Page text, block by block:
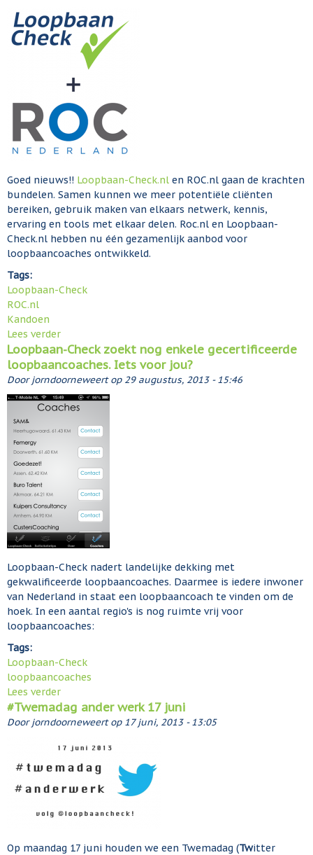
Goed nieuws!! Loopbaan-Check.nl en ROC.nl gaan de krachten
bundelen. Samen kunnen we meer potentiële cliënten
bereiken, gebruik maken van elkaars netwerk, kennis,
ervaring en tools met elkaar delen. Roc.nl en Loopbaan-
Check.nl hebben nu één gezamenlijk aanbod voor
loopbaancoaches ontwikkeld.
Tags:
Loopbaan-Check
ROC.nl
Kandoen
Lees verder
v
e
r
L
o
-
h
c
k
w
e
r
t
s
m
m
t
R
C
n
Loopbaan-Check zoekt nog enkele gecertificeerde
loopbaancoaches. Iets voor jou?
Doorjorndoorneweertop 29 augustus, 2013 - 15:46
Loopbaan-Check nadert landelijke dekking met
gekwalificeerde loopbaancoaches. Daarmee is iedere inwoner
van Nederland in staat een loopbaancoach te vinden om de
hoek. In een aantal regio's is nog ruimte vrij voor
loopbaancoaches:
Tags:
Loopbaan-Check
loopbaancoaches
Lees verder
v
e
L
o
p
b
#Twemadag ander werk 17 juni
Doorjorndoorneweertop 17 juni, 2013 - 13:05
Op maandag 17 juni houden we een Twemadag (Twitter